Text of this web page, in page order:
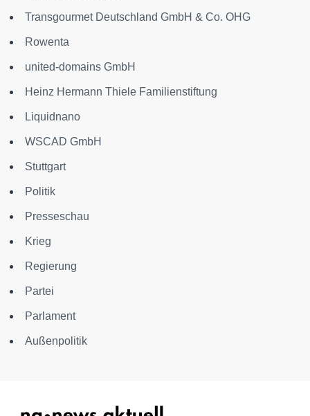
Transgourmet Deutschland GmbH & Co. OHG
Rowenta
united-domains GmbH
Heinz Hermann Thiele Familienstiftung
Liquidnano
WSCAD GmbH
Stuttgart
Politik
Presseschau
Krieg
Regierung
Partei
Parlament
Außenpolitik